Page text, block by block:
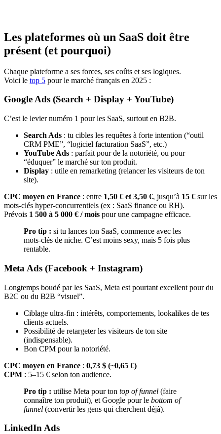
Les plateformes où un SaaS doit être
présent (et pourquoi)
Chaque plateforme a ses forces, ses coûts et ses logiques.
Voici le top 5 pour le marché français en 2025 :
Google Ads (Search + Display + YouTube)
C’est le levier numéro 1 pour les SaaS, surtout en B2B.
Search Ads : tu cibles les requêtes à forte intention (“outil
CRM PME”, “logiciel facturation SaaS”, etc.)
YouTube Ads : parfait pour de la notoriété, ou pour
“éduquer” le marché sur ton produit.
Display : utile en remarketing (relancer les visiteurs de ton
site).
CPC moyen en France : entre 1,50 € et 3,50 €, jusqu’à 15 € sur les
mots-clés hyper-concurrentiels (ex : SaaS finance ou RH).
Prévois 1 500 à 5 000 € / mois pour une campagne efficace.
Pro tip : si tu lances ton SaaS, commence avec les
mots-clés de niche. C’est moins sexy, mais 5 fois plus
rentable.
Meta Ads (Facebook + Instagram)
Longtemps boudé par les SaaS, Meta est pourtant excellent pour du
B2C ou du B2B “visuel”.
Ciblage ultra-fin : intérêts, comportements, lookalikes de tes
clients actuels.
Possibilité de retargeter les visiteurs de ton site
(indispensable).
Bon CPM pour la notoriété.
CPC moyen en France : 0,73 $ (~0,65 €)
CPM : 5–15 € selon ton audience.
Pro tip : utilise Meta pour ton top of funnel (faire
connaître ton produit), et Google pour le bottom of
funnel (convertir les gens qui cherchent déjà).
LinkedIn Ads